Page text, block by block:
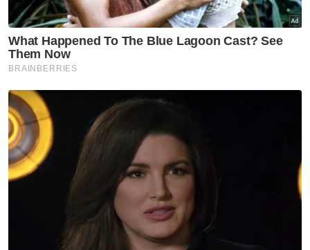
Pengakuan Jalan 1987, menyebabkan
kematian kerana memandu dengan
melulu
Muat turun aplikasi Sinar Harian.
Kemalangan
Ayer Hitam